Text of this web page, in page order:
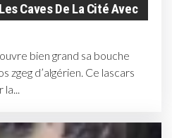
Caves De La Cité Avec
bien grand sa bouche
zgeg d’algérien. Ce lascars